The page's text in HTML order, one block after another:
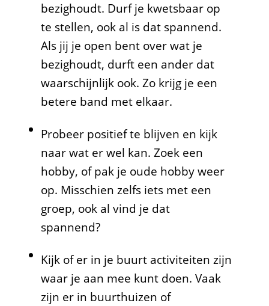
bezighoudt. Durf je kwetsbaar op
te stellen, ook al is dat spannend.
Als jij je open bent over wat je
bezighoudt, durft een ander dat
waarschijnlijk ook. Zo krijg je een
betere band met elkaar.
Probeer positief te blijven en kijk
naar wat er wel kan. Zoek een
hobby, of pak je oude hobby weer
op. Misschien zelfs iets met een
groep, ook al vind je dat
spannend?
Kijk of er in je buurt activiteiten zijn
waar je aan mee kunt doen. Vaak
zijn er in buurthuizen of